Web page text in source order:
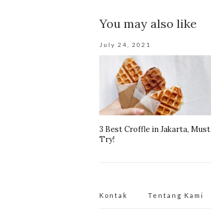
You may also like
July 24, 2021
3 Best Croffle in Jakarta, Must
Try!
Kontak Tentang Kami